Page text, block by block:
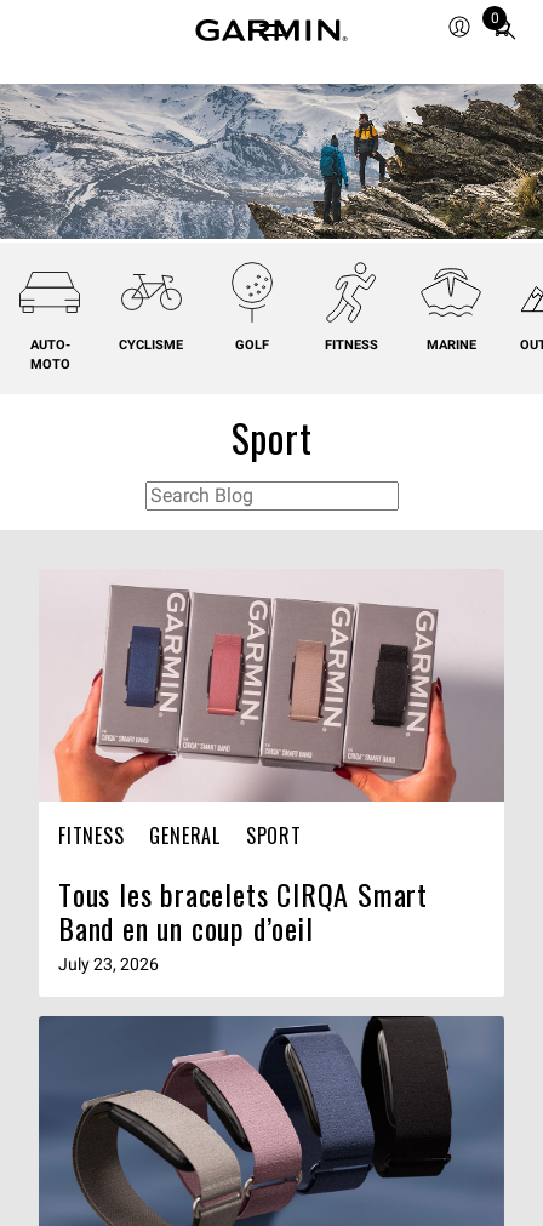
0
Total
in
cart:
0
AUTO-
MOTO
CYCLISME GOLF FITNESS MARINE
Sport
FITNESS GENERAL SPORT
Tous les bracelets CIRQA Smart
Band en un coup d’oeil
July 23, 2026